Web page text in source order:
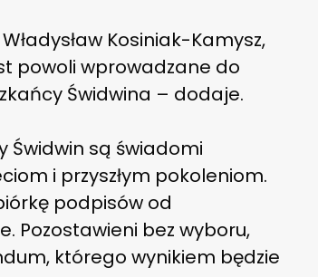
Kosiniak-Kamysz,
powoli wprowadzane do
Świdwina – dodaje.
Świdwin są świadomi
i przyszłym pokoleniom.
podpisów od
Pozostawieni bez wyboru,
którego wynikiem będzie